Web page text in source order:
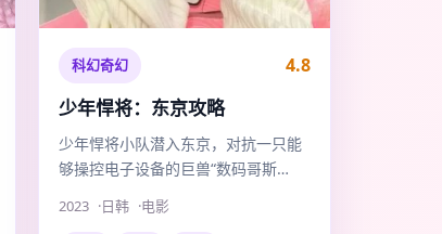
科幻奇幻 4.8
少年悍将：东京攻略
少年悍将小队潜入东京，对抗一只能
够操控电子设备的巨兽“数码哥斯
2023 日韩 电影